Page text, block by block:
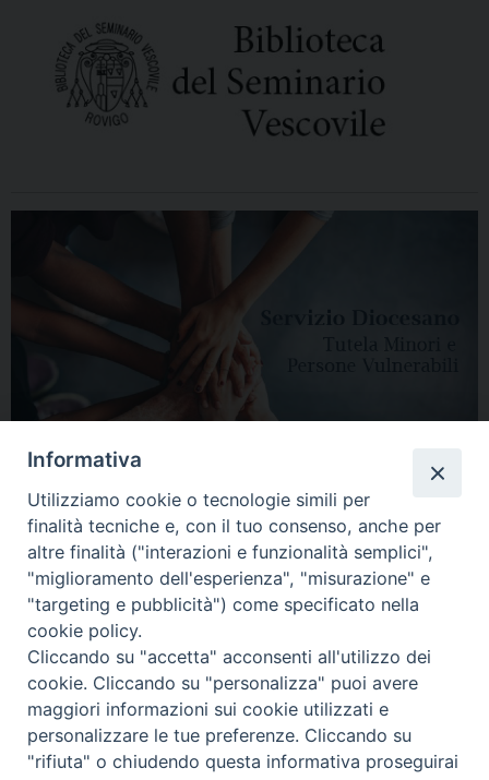
HOME DIOCESI VESCOVO CURIA VESCOVILE NEWS
APPUNTAMENTI CONTATTI SERVIZIO ANTENATI
Copyright © 2018 - 2021Diocesi di Adria Rovigo.All Rights Reserved.
Informativa
Utilizziamo cookie o tecnologie simili per
finalità tecniche e, con il tuo consenso, anche per
altre finalità ("interazioni e funzionalità semplici",
"miglioramento dell'esperienza", "misurazione" e
"targeting e pubblicità") come specificato nella
cookie policy.
Cliccando su "accetta" acconsenti all'utilizzo dei
cookie. Cliccando su "personalizza" puoi avere
maggiori informazioni sui cookie utilizzati e
personalizzare le tue preferenze. Cliccando su
"rifiuta" o chiudendo questa informativa proseguirai